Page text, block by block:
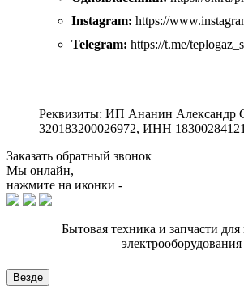
Instagram: https://
Telegram: https://t.me/
Реквизиты: ИП Ананин Александр
320183200026972, ИНН
Заказать обратный звонок
Мы онлайн,
нажмите на иконки -
Бытовая техника и запчасти для
электрооборудования
Везде